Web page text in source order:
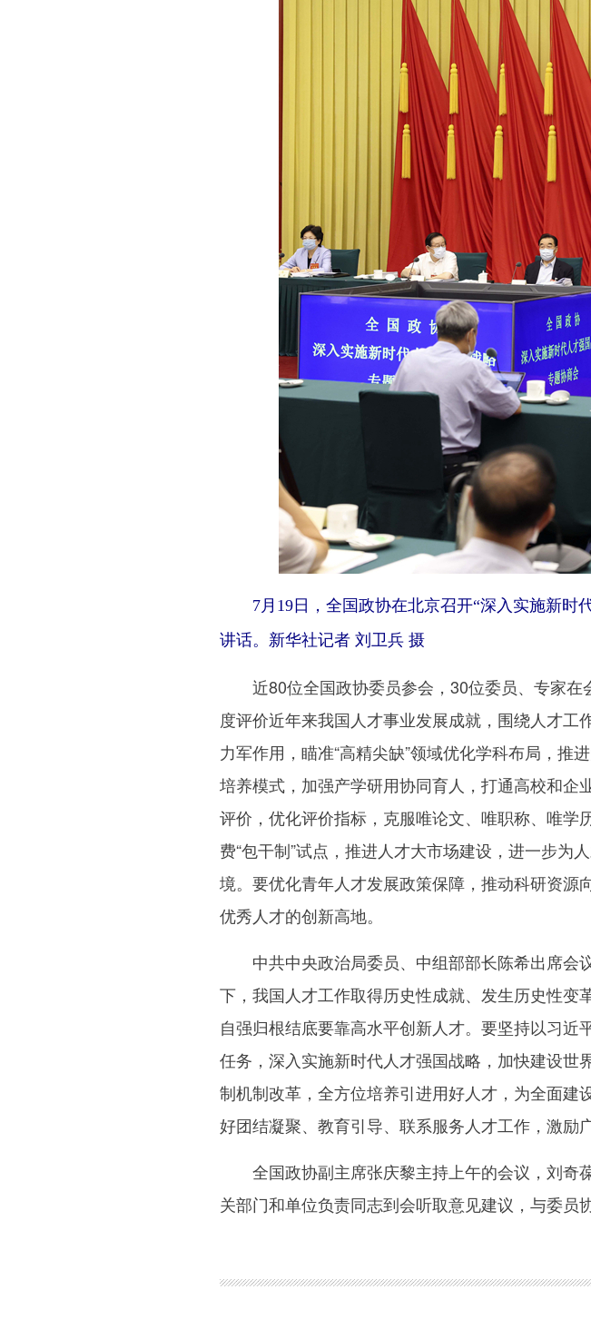
7月19日，全国政协在北京召开“深入实施新
讲话。新华社记者 刘卫兵 摄
近80位全国政协委员参会，30位委员、专家在
度评价近年来我国人才事业发展成就，围绕人才
力军作用，瞄准“高精尖缺”领域优化学科布局，
培养模式，加强产学研用协同育人，打通高校和企
评价，优化评价指标，克服唯论文、唯职称、唯学
费“包干制”试点，推进人才大市场建设，进一步
境。要优化青年人才发展政策保障，推动科研资
优秀人才的创新高地。
中共中央政治局委员、中组部部长陈希出席会
下，我国人才工作取得历史性成就、发生历史性
自强归根结底要靠高水平创新人才。要坚持以习
任务，深入实施新时代人才强国战略，加快建设
制机制改革，全方位培养引进用好人才，为全面
好团结凝聚、教育引导、联系服务人才工作，激励
全国政协副主席张庆黎主持上午的会议，刘奇
关部门和单位负责同志到会听取意见建议，与委员